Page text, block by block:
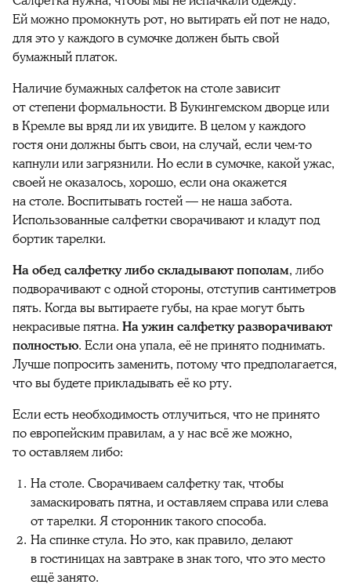
Ей можно промокнуть рот, но вытирать ей пот не надо,
для это у каждого в сумочке должен быть свой
бумажный платок.
Наличие бумажных салфеток на столе зависит
от степени формальности. В Букингемском дворце или
в Кремле вы вряд ли их увидите. В целом у каждого
гостя они должны быть свои, на случай, если чем-то
капнули или загрязнили. Но если в сумочке, какой ужас,
своей не оказалось, хорошо, если она окажется
на столе. Воспитывать гостей — не наша забота.
Использованные салфетки сворачивают и кладут под
бортик тарелки.
На обед салфетку либо складывают пополам, либо
подворачивают с одной стороны, отступив сантиметров
пять. Когда вы вытираете губы, на крае могут быть
некрасивые пятна. На ужинсалфетку разворачивают
полностью. Если она упала, её не принято поднимать.
Лучше попросить заменить, потому что предполагается,
что вы будете прикладывать её ко рту.
Если есть необходимость отлучиться, что не принято
по европейским правилам, а у нас всё же можно,
то оставляем либо:
На столе. Сворачиваем салфетку так, чтобы
замаскировать пятна, и оставляем справа или слева
от тарелки. Я сторонник такого способа.
На спинке стула. Но это, как правило, делают
в гостиницах на завтраке в знак того, что это место
ещё занято.